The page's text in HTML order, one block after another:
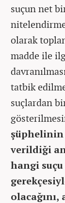
suçun net
olarak
madde ile
tatbik
suçlardan
şüphelinin
verildiği
hangi